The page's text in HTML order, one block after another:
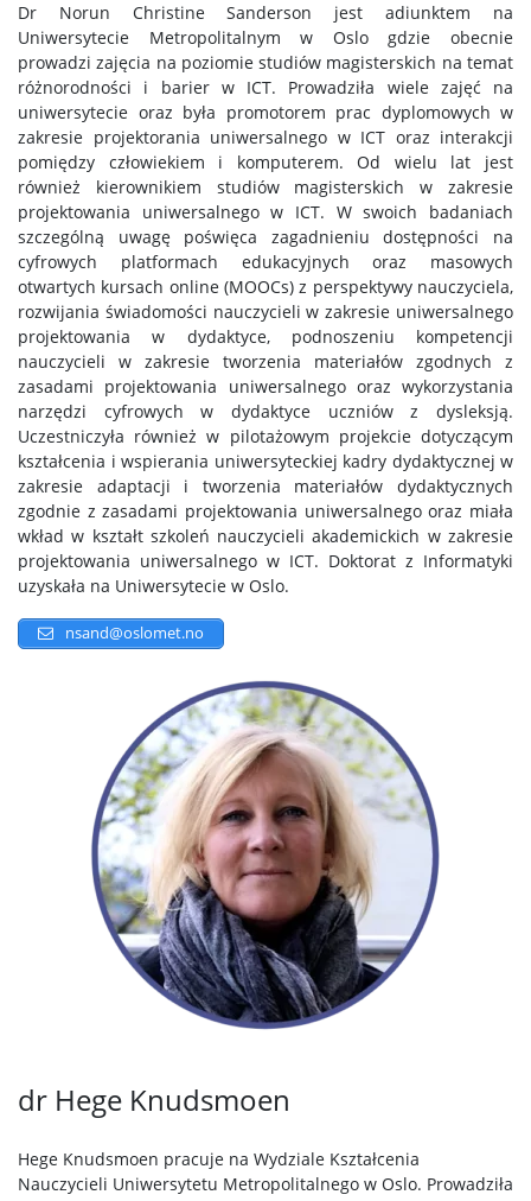
Dr Norun Christine Sanderson jest adiunktem na
Uniwersytecie Metropolitalnym w Oslo gdzie obecnie
prowadzi zajęcia na poziomie studiów magisterskich na temat
różnorodności i barier w ICT. Prowadziła wiele zajęć na
uniwersytecie oraz była promotorem prac dyplomowych w
zakresie projektorania uniwersalnego w ICT oraz interakcji
pomiędzy człowiekiem i komputerem. Od wielu lat jest
również kierownikiem studiów magisterskich w zakresie
projektowania uniwersalnego w ICT. W swoich badaniach
szczególną uwagę poświęca zagadnieniu dostępności na
cyfrowych platformach edukacyjnych oraz masowych
otwartych kursach online (MOOCs) z perspektywy nauczyciela,
rozwijania świadomości nauczycieli w zakresie uniwersalnego
projektowania w dydaktyce, podnoszeniu kompetencji
nauczycieli w zakresie tworzenia materiałów zgodnych z
zasadami projektowania uniwersalnego oraz wykorzystania
narzędzi cyfrowych w dydaktyce uczniów z dysleksją.
Uczestniczyła również w pilotażowym projekcie dotyczącym
kształcenia i wspierania uniwersyteckiej kadry dydaktycznej w
zakresie adaptacji i tworzenia materiałów dydaktycznych
zgodnie z zasadami projektowania uniwersalnego oraz miała
wkład w kształt szkoleń nauczycieli akademickich w zakresie
projektowania uniwersalnego w ICT. Doktorat z Informatyki
uzyskała na Uniwersytecie w Oslo.
nsand@oslomet.no
dr Hege Knudsmoen
Hege Knudsmoen pracuje na Wydziale Kształcenia
Nauczycieli Uniwersytetu Metropolitalnego w Oslo. Prowadziła